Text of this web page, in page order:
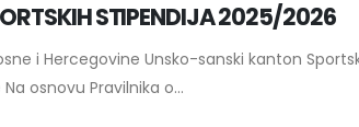
STIPENDIJA 2025/2026
i Hercegovine Unsko-sanski kanton
osnovu Pravilnika o...